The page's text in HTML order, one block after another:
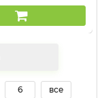
6 все